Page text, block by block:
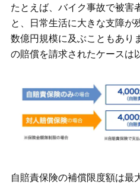
たとえば、バイク事故で被害
と、日常生活に大きな支障が
数億円規模に及ぶこともあり
の賠償を請求されたケースは
自賠責保険の補償限度額は最